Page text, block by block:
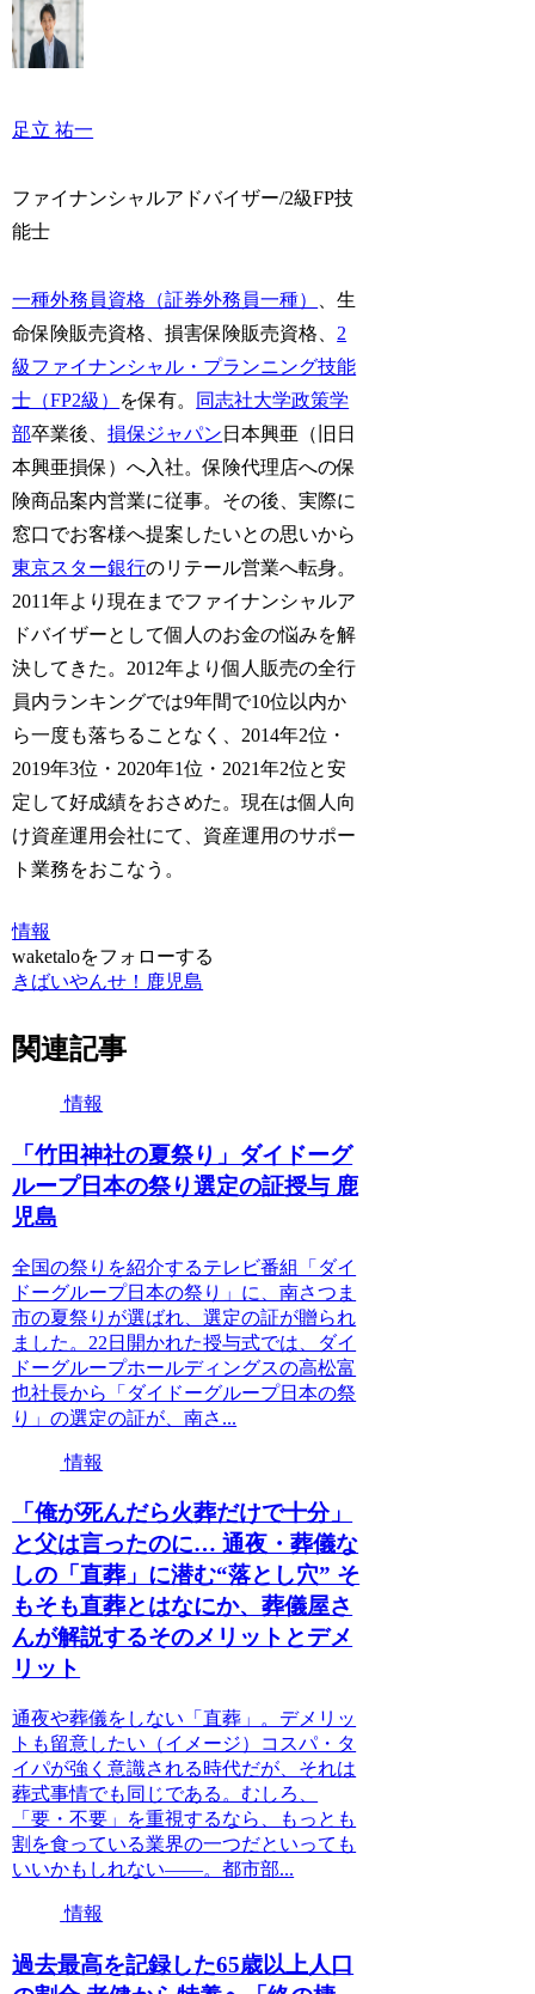
足立 祐一
ファイナンシャルアドバイザー/2級FP技
能士
一種外務員資格（証券外務員一種）
、生
命保険販売資格、損害保険販売資格、 2
級ファイナンシャル・プランニング技能
士（FP2級）
を保有。
同志社大学政策学
部卒業後、損保ジャパン 日本興亜（旧日
本興亜損保）へ入社。保険代理店への保
険商品案内営業に従事。その後、実際に
窓口でお客様へ提案したいとの思いから
東京スター銀行のリテール営業へ転身。
2011年より現在までファイナンシャルア
ドバイザーとして個人のお金の悩みを解
決してきた。2012年より個人販売の全行
員内ランキングでは9年間で10位以内か
ら一度も落ちることなく、2014年2位・
2019年3位・2020年1位・2021年2位と安
定して好成績をおさめた。現在は個人向
け資産運用会社にて、資産運用のサポー
ト業務をおこなう。
情報
waketaloをフォローする
きばいやんせ！鹿児島
関連記事
情報
「竹田神社の夏祭り」ダイドーグ
ループ日本の祭り選定の証授与 鹿
児島
全国の祭りを紹介するテレビ番組「ダイ
ドーグループ日本の祭り」に、南さつま
市の夏祭りが選ばれ、選定の証が贈られ
ました。22日開かれた授与式では、ダイ
ドーグループホールディングスの高松富
也社長から「ダイドーグループ日本の祭
り」の選定の証が、南さ...
情報
「俺が死んだら火葬だけで十分」
と父は言ったのに… 通夜・葬儀な
しの「直葬」に潜む“落とし穴” そ
もそも直葬とはなにか、葬儀屋さ
んが解説するそのメリットとデメ
リット
通夜や葬儀をしない「直葬」。デメリッ
トも留意したい（イメージ）コスパ・タ
イパが強く意識される時代だが、それは
葬式事情でも同じである。むしろ、
「要・不要」を重視するなら、もっとも
割を食っている業界の一つだといっても
いいかもしれない――。都市部...
情報
過去最高を記録した65歳以上人口